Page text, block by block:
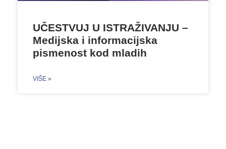
UČESTVUJ U ISTRAŽIVANJU –
Medijska i informacijska
pismenost kod mladih
VIŠE »